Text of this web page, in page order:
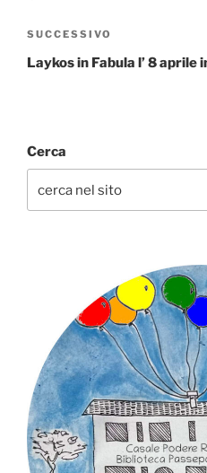
Articolo
successivo
SUCCESSIVO
Laykos in Fabula l’ 8 aprile
Cerca